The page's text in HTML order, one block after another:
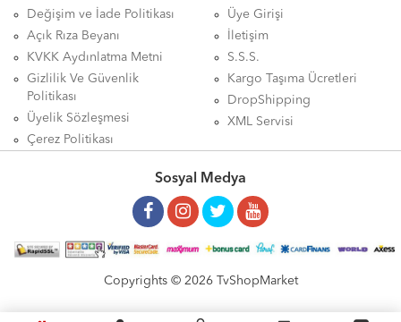
Değişim ve İade Politikası
Açık Rıza Beyanı
KVKK Aydınlatma Metni
Gizlilik Ve Güvenlik
Politikası
Üyelik Sözleşmesi
Çerez Politikası
Üye Girişi
İletişim
S.S.S.
Kargo Taşıma Ücretleri
DropShipping
XML Servisi
Sosyal Medya
Copyrights © 2026 TvShopMarket